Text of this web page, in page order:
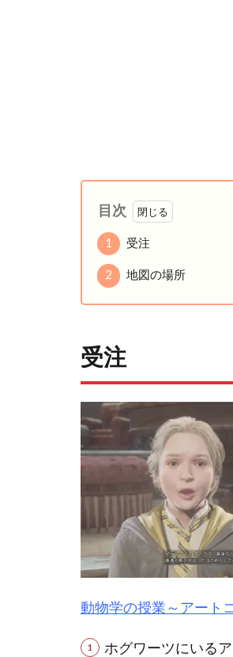
目次
1 受注
2 地図の場所
受注
動物学の授業～アート
ホグワーツにいる